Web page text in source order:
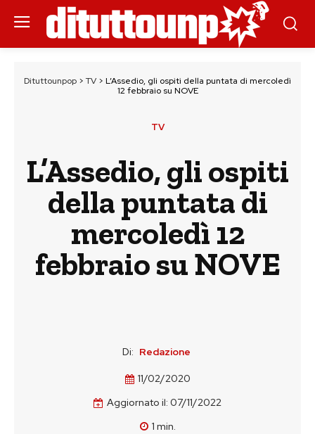
Dituttounpop > TV > L’Assedio, gli ospiti della puntata di mercoledì
12 febbraio su NOVE
TV
L’Assedio, gli ospiti
della puntata di
mercoledì 12
febbraio su NOVE
Di: Redazione
11/02/2020
Aggiornato il: 07/11/2022
1 min.